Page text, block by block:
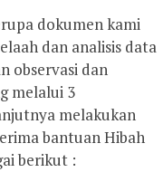
dokumen kami
dan analisis data
observasi dan
melalui 3
melakukan
bantuan Hibah
berikut :